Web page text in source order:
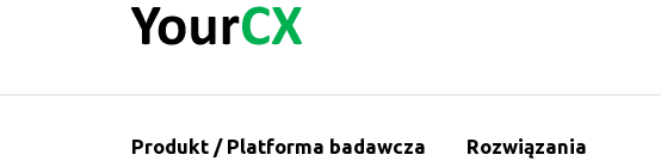
Produkt / Platforma badawcza Rozwiązania